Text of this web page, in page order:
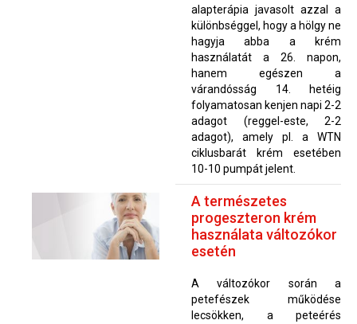
alapterápia javasolt azzal a
különbséggel, hogy a hölgy ne
hagyja abba a krém
használatát a 26. napon,
hanem egészen a
várandósság 14. hetéig
folyamatosan kenjen napi 2-2
adagot (reggel-este, 2-2
adagot), amely pl. a WTN
ciklusbarát krém esetében
10-10 pumpát jelent.
A természetes
progeszteron krém
használata változókor
esetén
A változókor során a
petefészek működése
lecsökken, a peteérés